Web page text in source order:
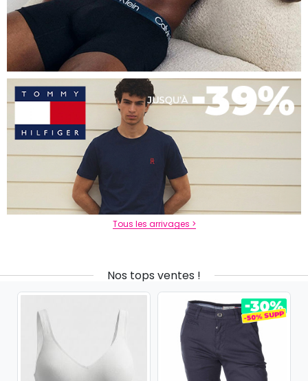
Tous les arrivages >
Nos tops ventes !